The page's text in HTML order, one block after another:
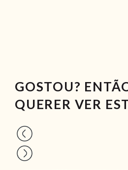
GOSTOU?
QUERER VER